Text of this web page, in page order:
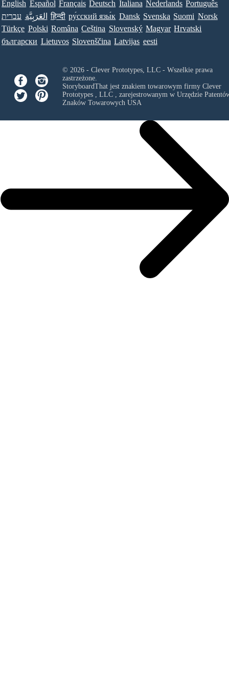
English Español Français Deutsch Italiana Nederlands Português
עברית العَرَبِيَّة हिन्दी ру́сский язы́к Dansk Svenska Suomi Norsk
Türkçe Polski Româna Ceština Slovenský Magyar Hrvatski
български Lietuvos Slovenščina Latvijas eesti
© 2026 - Clever Prototypes, LLC - Wszelkie prawa
zastrzeżone.
StoryboardThat jest znakiem towarowym firmy Clever
Prototypes , LLC, zarejestrowanym w Urzędzie
Znaków Towarowych USA